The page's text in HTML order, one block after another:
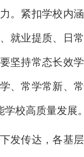
。紧扣学校内
就业提质、日
坚持常态长效
、常学常新、
校高质量发展。
发传达，各基